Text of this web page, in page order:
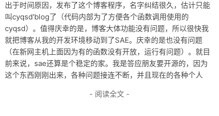
关于
友情链接
出于时间原因，发布了这个博客程序，名字纠结很久，估计只能
叫cyqsd'blog了（代码内部为了方便各个函数调用使用的
cyqsd）。值得庆幸的是，博客大体功能没有问题，所以很快我
就把博客从我的开发环境移动到了SAE。庆幸的是也没有问题
（在新网主机上面因为有的函数没有开放，运行有问题）。就目
前来说，sae还算是个稳定的家。我是答应朋友要开源的，因为
这个东西刚刚出来，各种问题接连不断，并且现在的各种个人
- 阅读全文 -